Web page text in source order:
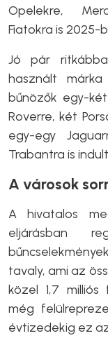
Opelekre,
Fiatokra is 2025-
Jó pár
használt
bűnözők egy-
Roverre, két
egy-egy
Trabantra is
A városok
A hivatalos
eljárásban
tavaly, ami az
közel 1,7 milliós
még
évtizedekig ez